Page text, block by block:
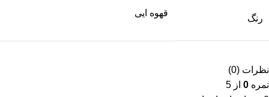
رنگ
قهوه ایی
نظرات (0)
نمره 0 از 5